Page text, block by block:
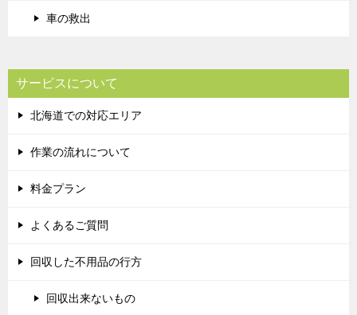
車の救出
サービスについて
北海道での対応エリア
作業の流れについて
料金プラン
よくあるご質問
回収した不用品の行方
回収出来ないもの